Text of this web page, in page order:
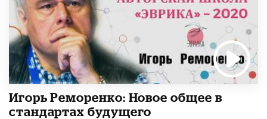
Игорь Реморенко: Новое общее в
стандартах будущего